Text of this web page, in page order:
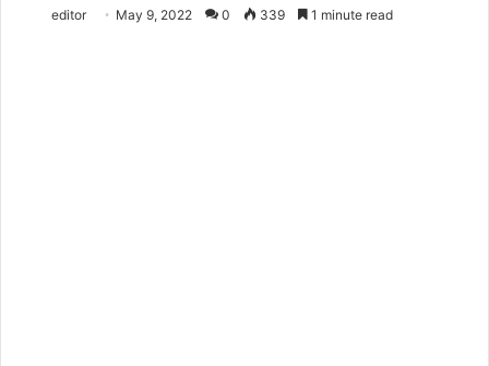
editor May 9, 2022 0 339 1 minute read